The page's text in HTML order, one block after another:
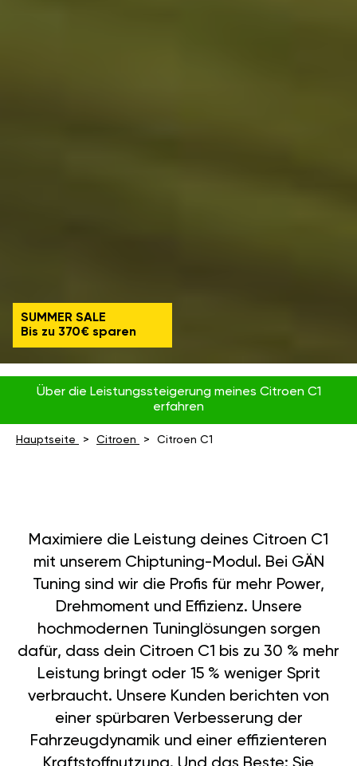
SUMMER SALE
Bis zu 370€ sparen
Über die Leistungssteigerung meines Citroen C1
erfahren
Hauptseite Citroen Citroen C1
Maximiere die Leistung deines Citroen C1
mit unserem Chiptuning-Modul. Bei GÄN
Tuning sind wir die Profis für mehr Power,
Drehmoment und Effizienz. Unsere
hochmodernen Tuninglösungen sorgen
dafür, dass dein Citroen C1 bis zu 30 % mehr
Leistung bringt oder 15 % weniger Sprit
verbraucht. Unsere Kunden berichten von
einer spürbaren Verbesserung der
Fahrzeugdynamik und einer effizienteren